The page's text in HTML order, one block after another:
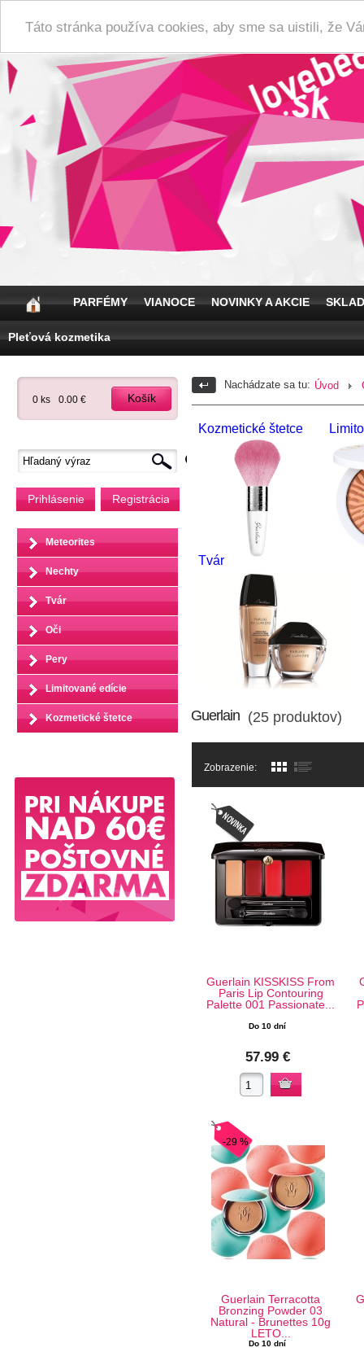
Táto stránka používa cookies, aby sme sa uistili, že
PARFÉMY VIANOCE NOVINKY A AKCIE
Pleťová kozmetika
0 ks 0.00 € Košík
Prihlásenie Registrácia
Meteorites
Nechty
Tvár
Oči
Pery
Limitované edície
Kozmetické štetce
Nachádzate sa tu: Úvod
Kozmetické štetce
Tvár
Guerlain (25 produktov)
Zobrazenie:
Guerlain KISSKISS From
Paris Lip Contouring
Palette 001 Passionate...
Do 10 dní
57.99 €
-29 %
Guerlain Terracotta
Bronzing Powder 03
Natural - Brunettes 10g
LETO...
Do 10 dní